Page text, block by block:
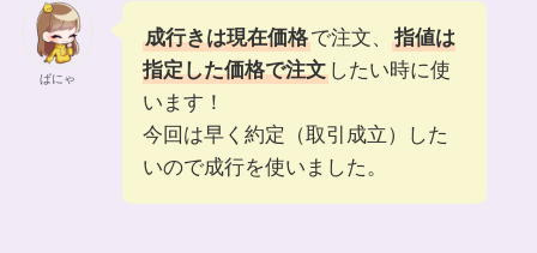
ぱにゃ
成行きは現在価格で注文、
指値は
指定した価格で注文したい時に使
います！
今回は早く約定（取引成立）した
いので成行を使いました。